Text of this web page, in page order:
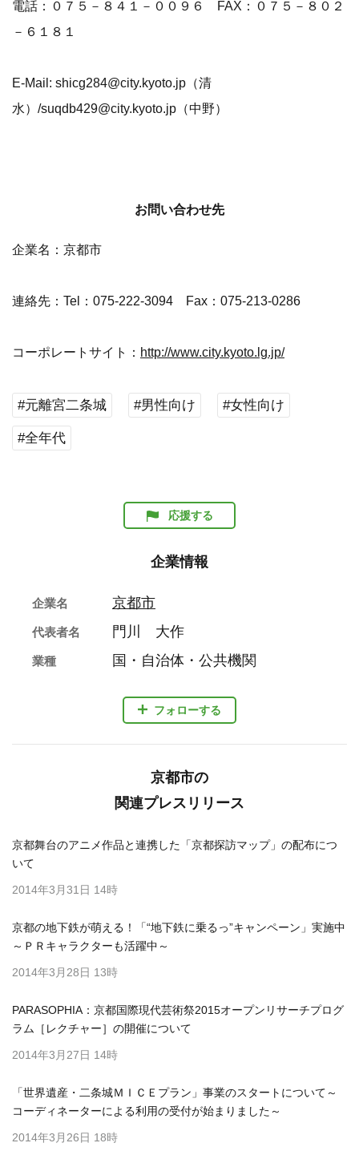
電話：０７５－８４１－００９６ FAX：０７５－８０２
－６１８１
E-Mail: shicg284@city.kyoto.jp（清
水）/suqdb429@city.kyoto.jp（中野）
お問い合わせ先
企業名：京都市
連絡先：Tel：075-222-3094 Fax：075-213-0286
コーポレートサイト： http://www.city.kyoto.lg.jp/
#元離宮二条城 #男性向け #女性向け
#全年代
応援する
企業情報
フォローする
企業名 京都市
代表者名 門川 大作
業種 国・自治体・公共機関
京都市の
関連プレスリリース
京都舞台のアニメ作品と連携した「京都探訪マップ」の配布につ
いて
2014年3月31日 14時
京都の地下鉄が萌える！「“地下鉄に乗るっ”キャンペーン」実施中
～ＰＲキャラクターも活躍中～
2014年3月28日 13時
PARASOPHIA：京都国際現代芸術祭2015オープンリサーチプログ
ラム［レクチャー］の開催について
2014年3月27日 14時
「世界遺産・二条城ＭＩＣＥプラン」事業のスタートについて～
コーディネーターによる利用の受付が始まりました～
2014年3月26日 18時